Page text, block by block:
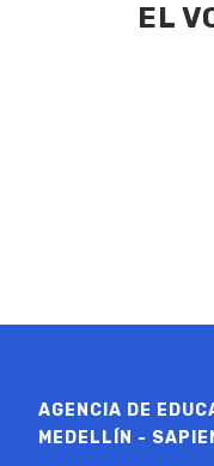
EL
AGENCIA DE
MEDELLÍN -